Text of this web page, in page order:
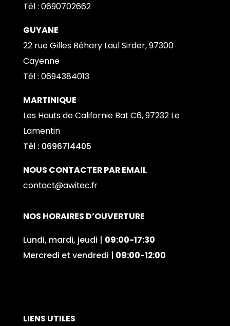
Tél : 0690702662
GUYANE
22 rue Gilles Béhary Laul Sirder, 97300
Cayenne
Tél : 0694384013
MARTINIQUE
Les Hauts de Californie Bat C6, 97232 Le
Lamentin
Tél : 0696714405
NOUS CONTACTER PAR EMAIL
contact@awitec.fr
NOS HORAIRES D’OUVERTURE
Lundi, mardi, jeudi | 09:00-17:30
Mercredi et vendredi | 09:00-12:00
LIENS UTILES